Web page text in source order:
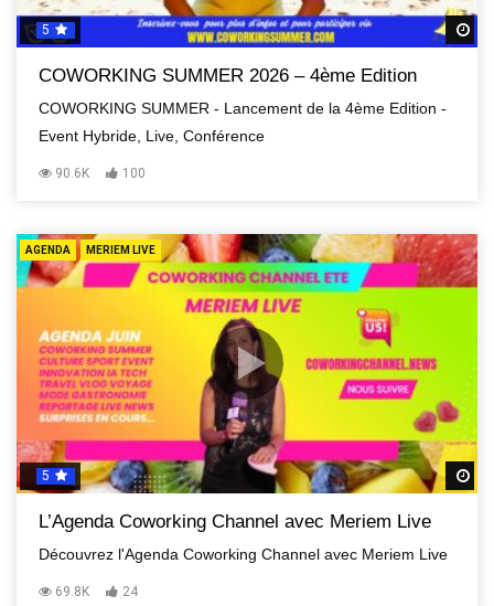
5
COWORKING SUMMER 2026 – 4ème Edition
COWORKING SUMMER - Lancement de la 4ème Edition -
Event Hybride, Live, Conférence
90.6K 100
AGENDA MERIEM LIVE
5
L’Agenda Coworking Channel avec Meriem Live
Découvrez l'Agenda Coworking Channel avec Meriem Live
69.8K 24